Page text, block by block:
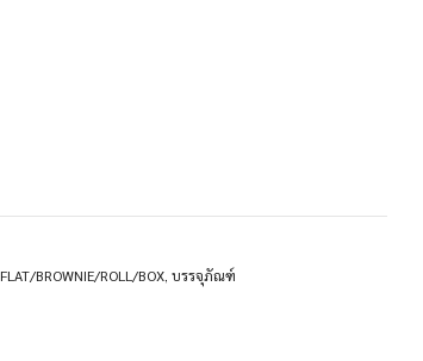
BROWNIE/ROLL/BOX, บรรจุภัณฑ์